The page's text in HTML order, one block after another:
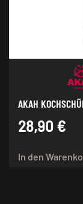
AKAH
28,90 €
In den